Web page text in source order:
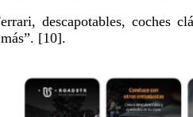
descapotables, coches
[10].